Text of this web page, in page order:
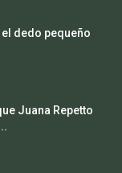
dedo pequeño
Juana Repetto